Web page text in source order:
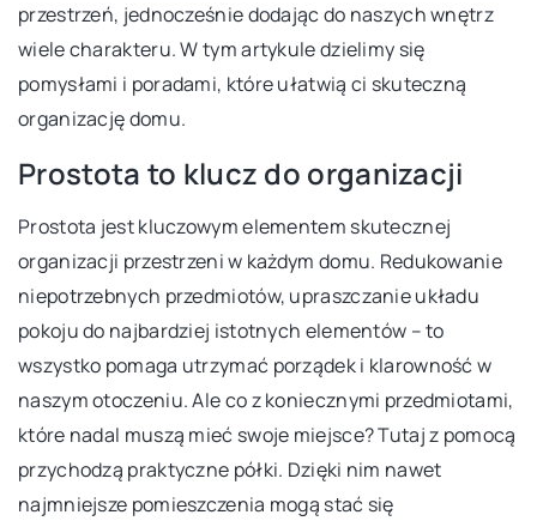
przestrzeń, jednocześnie dodając do naszych wnętrz
wiele charakteru. W tym artykule dzielimy się
pomysłami i poradami, które ułatwią ci skuteczną
organizację domu.
Prostota to klucz do organizacji
Prostota jest kluczowym elementem skutecznej
organizacji przestrzeni w każdym domu. Redukowanie
niepotrzebnych przedmiotów, upraszczanie układu
pokoju do najbardziej istotnych elementów – to
wszystko pomaga utrzymać porządek i klarowność w
naszym otoczeniu. Ale co z koniecznymi przedmiotami,
które nadal muszą mieć swoje miejsce? Tutaj z pomocą
przychodzą praktyczne półki. Dzięki nim nawet
najmniejsze pomieszczenia mogą stać się